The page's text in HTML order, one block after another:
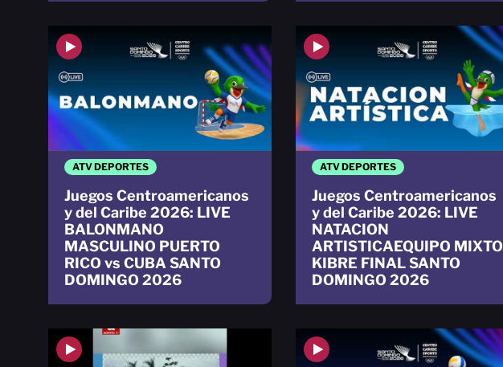
ATV DEPORTES
Juegos Centroamericanos
y del Caribe 2026: LIVE
BALONMANO
MASCULINO PUERTO
RICO vs CUBA SANTO
DOMINGO 2026
ATV DEPORTES
Juegos Centroamericanos
y del Caribe 2026: LIVE
NATACION
ARTISTICAEQUIPO MIXTO
KIBRE FINAL SANTO
DOMINGO 2026